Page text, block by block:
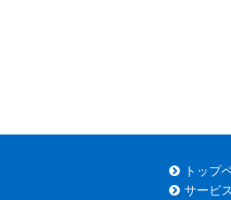
トップ
サービ